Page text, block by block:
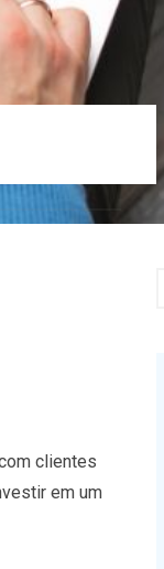
clientes
em um